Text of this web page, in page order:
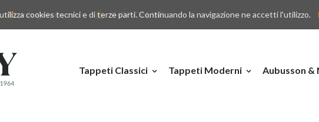
info@elyasy.com SHOP ONLINE
Tappeti Classici Tappeti Moderni Aubusson &
cookies tecnici e di terze parti. Continuando la navigazione ne accetti l'utilizzo.